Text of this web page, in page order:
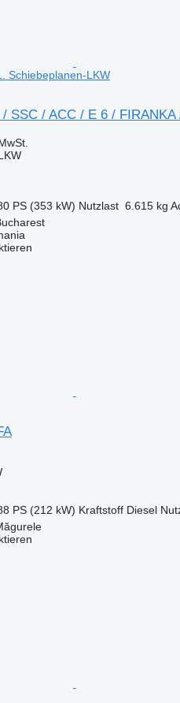
Schiebeplanen-LKW
SSC / ACC / E 6 /
PS (353 kW) Nutzlast 6.615 kg
PS (212 kW) Kraftstoff Diesel